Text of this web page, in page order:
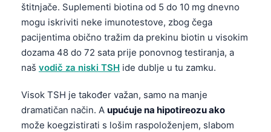
štitnjače. Suplementi biotina od 5 do 10 mg dnevno
mogu iskriviti neke imunotestove, zbog čega
pacijentima obično tražim da prekinu biotin u visokim
dozama 48 do 72 sata prije ponovnog testiranja, a
naš vodič za niski TSH ide dublje u tu zamku.
Visok TSH je također važan, samo na manje
dramatičan način. A upućuje na hipotireozu ako
može koegzistirati s lošim raspoloženjem, slabom